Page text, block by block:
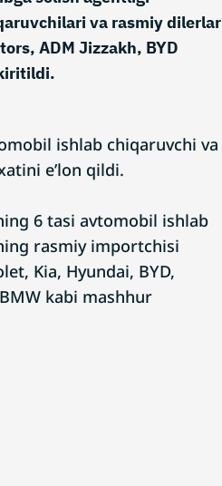
va rasmiy dilerlar
ADM Jizzakh, BYD
ishlab chiqaruvchi va
e’lon qildi.
6 tasi avtomobil ishlab
rasmiy importchisi
Kia, Hyundai, BYD,
kabi mashhur